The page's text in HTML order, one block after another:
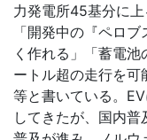
力発電所45基分に
「開発中の『ペロ
く作れる」「蓄電
ートル超の走行を可
等と書いている。
してきたが、国内